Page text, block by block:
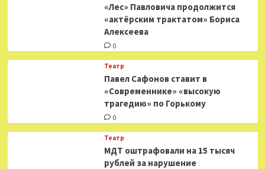
«Лес» Павловича продолжится
«актёрским трактатом» Бориса
Алексеева
0
Театр
Павел Сафонов ставит в
«Современнике» «высокую
трагедию» по Горькому
0
Театр
МДТ оштрафовали на 15 тысяч
рублей за нарушение